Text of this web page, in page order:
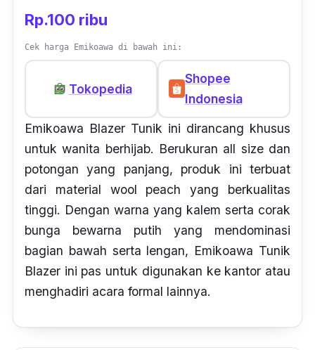
Rp.100 ribu
Cek harga Emikoawa di bawah ini:
Tokopedia
Shopee
Indonesia
Emikoawa Blazer Tunik ini dirancang khusus
untuk wanita berhijab. Berukuran all size dan
potongan yang panjang, produk ini terbuat
dari material wool peach yang berkualitas
tinggi. Dengan warna yang kalem serta corak
bunga bewarna putih yang mendominasi
bagian bawah serta lengan, Emikoawa Tunik
Blazer ini pas untuk digunakan ke kantor atau
menghadiri acara formal lainnya.